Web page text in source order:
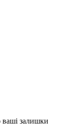
ваші залишки